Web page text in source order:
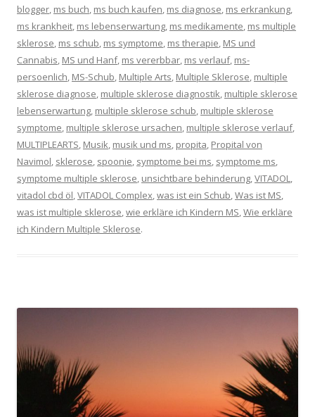
blogger, ms buch, ms buch kaufen, ms diagnose, ms erkrankung,
ms krankheit, ms lebenserwartung, ms medikamente, ms multiple
sklerose, ms schub, ms symptome, ms therapie, MS und
Cannabis, MS und Hanf, ms vererbbar, ms verlauf, ms-
persoenlich, MS-Schub, Multiple Arts, Multiple Sklerose, multiple
sklerose diagnose, multiple sklerose diagnostik, multiple sklerose
lebenserwartung, multiple sklerose schub, multiple sklerose
symptome, multiple sklerose ursachen, multiple sklerose verlauf,
MULTIPLEARTS, Musik, musik und ms, propita, Propital von
Navimol, sklerose, spoonie, symptome bei ms, symptome ms,
symptome multiple sklerose, unsichtbare behinderung,VITADOL,
vitadol cbd öl,VITADOL Complex,was ist ein Schub,Was ist MS,
was ist multiple sklerose,wie erkläre ich Kindern MS,Wie erkläre
ich Kindern Multiple Sklerose.